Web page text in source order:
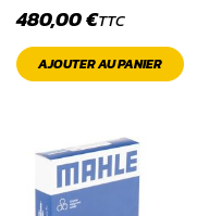
480,00€TTC
AJOUTER AU PANIER